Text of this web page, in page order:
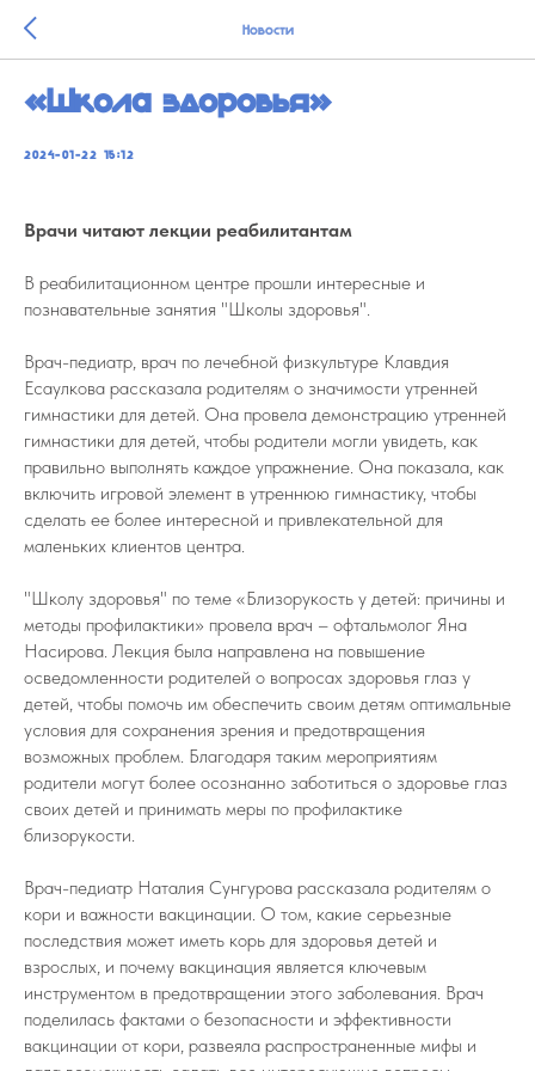
Новости
«Школа здоровья»
2024-01-22 15:12
Врачи читают лекции реабилитантам
В реабилитационном центре прошли интересные и
познавательные занятия "Школы здоровья".
Врач-педиатр, врач по лечебной физкультуре Клавдия
Есаулкова рассказала родителям о значимости утренней
гимнастики для детей. Она провела демонстрацию утренней
гимнастики для детей, чтобы родители могли увидеть, как
правильно выполнять каждое упражнение. Она показала, как
включить игровой элемент в утреннюю гимнастику, чтобы
сделать ее более интересной и привлекательной для
маленьких клиентов центра.
"Школу здоровья" по теме «Близорукость у детей: причины и
методы профилактики» провела врач – офтальмолог Яна
Насирова. Лекция была направлена на повышение
осведомленности родителей о вопросах здоровья глаз у
детей, чтобы помочь им обеспечить своим детям оптимальные
условия для сохранения зрения и предотвращения
возможных проблем. Благодаря таким мероприятиям
родители могут более осознанно заботиться о здоровье глаз
своих детей и принимать меры по профилактике
близорукости.
Врач-педиатр Наталия Сунгурова рассказала родителям о
кори и важности вакцинации. О том, какие серьезные
последствия может иметь корь для здоровья детей и
взрослых, и почему вакцинация является ключевым
инструментом в предотвращении этого заболевания. Врач
поделилась фактами о безопасности и эффективности
вакцинации от кори, развеяла распространенные мифы и